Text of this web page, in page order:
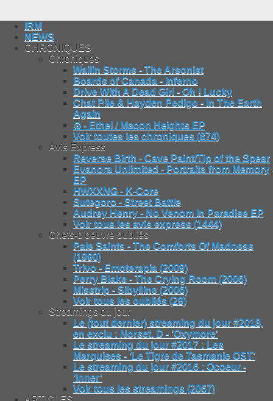
IRM
NEWS
CHRONIQUES
Chroniques
Wailin Storms - The Arsonist
Boards of Canada - Inferno
Drive With A Dead Girl - Oh ! Lucky
Chat Pile & Hayden Pedigo - In The Earth
Again
⊙ - Ethel / Macon Heights EP
Voir toutes les chroniques (874)
Avis Express
Reverse Birth - Cave Paint/Tip of the Spear
Evanora Unlimited - Portraits from Memory
EP
HWXXNG - K-Core
Sutegoro - Street Battle
Audrey Henry - No Venom In Paradise EP
Voir tous les avis express (1444)
Chefs-d'oeuvre oubliés
Pale Saints - The Comforts Of Madness
(1990)
Trivo - Emoterapia (2009)
Perry Blake - The Crying Room (2006)
Misstrip - Sibylline (2006)
Voir tous les oubliés (29)
Streamings du jour
Le (tout dernier) streaming du jour #2018,
en exclu : Norset. D - ’Oxymore’
Le streaming du jour #2017 : Les
Marquises - ’Le Tigre de Tasmanie OST’
Le streaming du jour #2016 : Ocoeur -
’Inner’
Voir tous les streamings (2067)